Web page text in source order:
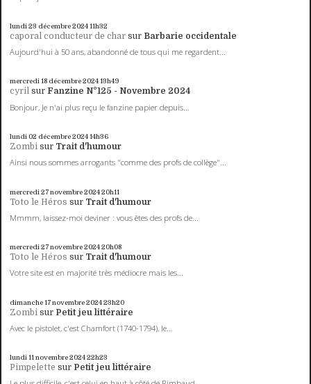
lundi 23 décembre 202411h32
caporal conducteur de char sur Barbarie occidentale
Aujourd'hui à 50 ans, abandonné de tous qui me regardent...
mercredi 18 décembre 202413h49
cyril sur Fanzine N°125 - Novembre 2024
Bonjour, Je n'ai plus reçu le fanzine papier depuis...
lundi 02 décembre 202414h36
Zombi sur Trait d'humour
Ainsi nous sommes arrogants "comme des profs de collège"...
mercredi 27novembre 202420h11
Toto le Héros sur Trait d'humour
Mmmm, laissez-moi deviner : vous êtes des profs de...
mercredi 27novembre 202420h08
Toto le Héros sur Trait d'humour
Votre site est en majorité très médiocre mais les...
dimanche 17novembre 202423h20
Zombi sur Petit jeu littéraire
Avec le pistolet, c'est Chamfort (1740-1794), le...
lundi 11novembre 202422h23
Pimpelette sur Petit jeu littéraire